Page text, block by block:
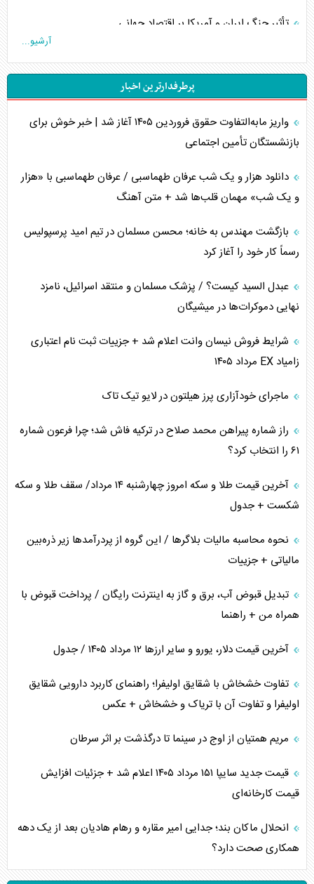
تأثیر جنگ ایران و آمریکا بر اقتصاد جهانی
تخریب پل‌ها در اوکراین و فروپاشی روایت دوگانه غرب
اربعین، کابوس مشترک تل‌آویو-واشنگتن
برنامه هفتم توسعه در نقطه کور سیاستگذاری
اوکراین بازوی مخرب آمریکا در غرب آسیا
اهمیت راهبردی اردن برای آمریکا
پیام، ظرفیت بالفعل‌نشده تجارت ایران
همسویی عربستان با سنتکام علیه متحدان ایران
ترامپ و توهم خلع سلاح حماس
چرا کویت به دنبال شریک امنیتی جدید است؟
اعتراف غرب به قدرت ایران در تثبیت معادلات
خطای راهبردی ترامپ مقابل برزیل
آرشیو...
پرطرفدارترین اخبار
واریز مابه‌التفاوت حقوق فروردین ۱۴۰۵ آغاز شد | خبر خوش برای
بازنشستگان تأمین اجتماعی
دانلود هزار و یک شب عرفان طهماسبی / عرفان طهماسبی با «هزار
و یک شب» مهمان قلب‌ها شد + متن آهنگ
بازگشت مهندس به خانه؛ محسن مسلمان در تیم امید پرسپولیس
رسماً کار خود را آغاز کرد
عبدل السید کیست؟ / پزشک مسلمان و منتقد اسرائیل، نامزد
نهایی دموکرات‌ها در میشیگان
شرایط فروش نیسان وانت اعلام شد + جزییات ثبت نام اعتباری
زامیاد EX مرداد ۱۴۰۵
ماجرای خودآزاری پرز هیلتون در لایو تیک تاک
راز شماره پیراهن محمد صلاح در ترکیه فاش شد؛ چرا فرعون شماره
۶۱ را انتخاب کرد؟
آخرین قیمت طلا و سکه امروز چهارشنبه ۱۴ مرداد/ سقف طلا و سکه
شکست + جدول
نحوه محاسبه مالیات بلاگر‌ها / این گروه از پردرآمد‌ها زیر ذره‌بین
مالیاتی + جزییات
تبدیل قبوض آب، برق و گاز به اینترنت رایگان / پرداخت قبوض با
همراه من + راهنما
آخرین قیمت دلار، یورو و سایر ارز‌ها ۱۲ مرداد ۱۴۰۵ / جدول
تفاوت خشخاش با شقایق اولیفرا؛ راهنمای کاربرد دارویی شقایق
اولیفرا و تفاوت آن با تریاک و خشخاش + عکس
مریم همتیان از اوج در سینما تا درگذشت بر اثر سرطان
قیمت جدید سایپا ۱۵۱ مرداد ۱۴۰۵ اعلام شد + جزئیات افزایش
قیمت کارخانه‌ای
انحلال ماکان بند؛ جدایی امیر مقاره و رهام هادیان بعد از یک دهه
همکاری صحت دارد؟